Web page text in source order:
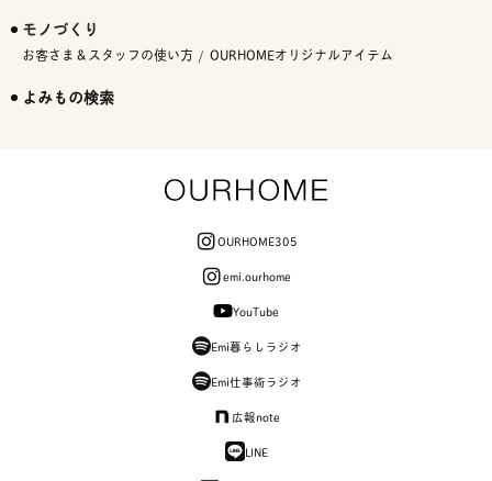
モノづくり
お客さま＆スタッフの使い方 OURHOMEオリジナルアイテム
よみもの検索
OURHOME305
emi.ourhome
YouTube
Emi暮らしラジオ
Emi仕事術ラジオ
広報note
LINE